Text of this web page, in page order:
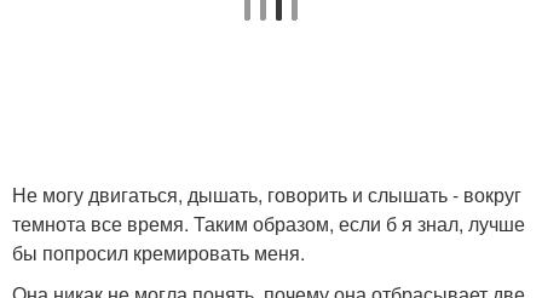
Не могу двигаться, дышать, говорить и слышать - вокруг
темнота все время. Таким образом, если б я знал, лучше
бы попросил кремировать меня.